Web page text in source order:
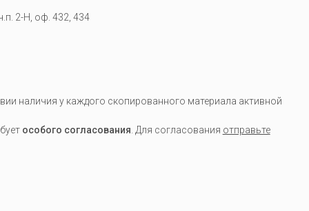
2-Н, оф. 432, 434
наличия у каждого скопированного материала активной
особого согласования. Для согласования отправьте